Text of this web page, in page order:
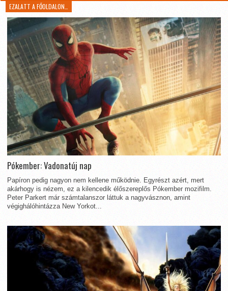
EZALATT A FŐOLDALON…
Pókember: Vadonatúj nap
Papíron pedig nagyon nem kellene működnie. Egyrészt azért, mert
akárhogy is nézem, ez a kilencedik élőszereplős Pókember mozifilm.
Peter Parkert már számtalanszor láttuk a nagyvásznon, amint
végighálóhintázza New Yorkot...